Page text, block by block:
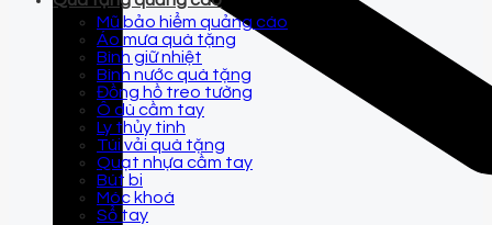
Mũ bảo hiểm quảng cáo
Áo mưa quà tặng
Bình giữ nhiệt
Bình nước quà tặng
Đồng hồ treo tường
Ô dù cầm tay
Ly thủy tinh
Túi vải quà tặng
Quạt nhựa cầm tay
Bút bi
Móc khoá
Sổ tay